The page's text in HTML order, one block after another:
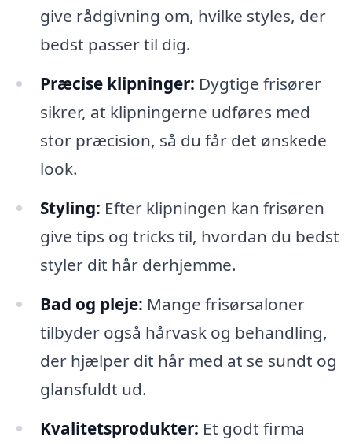
give rådgivning om, hvilke styles, der
bedst passer til dig.
Præcise klipninger: Dygtige frisører
sikrer, at klipningerne udføres med
stor præcision, så du får det ønskede
look.
Styling: Efter klipningen kan frisøren
give tips og tricks til, hvordan du bedst
styler dit hår derhjemme.
Bad og pleje: Mange frisørsaloner
tilbyder også hårvask og behandling,
der hjælper dit hår med at se sundt og
glansfuldt ud.
Kvalitetsprodukter: Et godt firma